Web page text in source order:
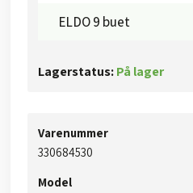
ELDO 9 buet
Lagerstatus: ​På lager
Varenummer
​330684530
Model